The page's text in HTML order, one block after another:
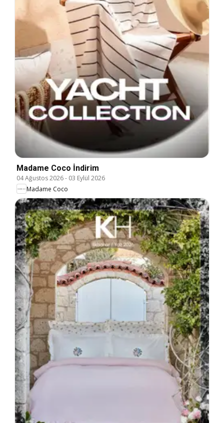
Madame Coco İndirim
04 Ağustos 2026- 03 Eylül 2026
Madame Coco